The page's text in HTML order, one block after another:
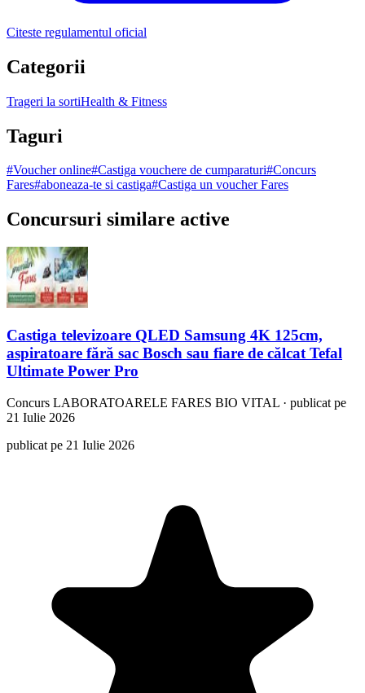
Citeste regulamentul oficial
Categorii
Trageri la sortiHealth & Fitness
Taguri
#Voucher online#Castiga vouchere de cumparaturi#Concurs
Fares#aboneaza-te si castiga#Castiga un voucher Fares
Concursuri similare active
Castiga televizoare QLED Samsung 4K 125cm,
aspiratoare fără sac Bosch sau fiare de călcat Tefal
Ultimate Power Pro
Concurs LABORATOARELE FARES BIO VITAL · publicat pe
21 Iulie 2026
publicat pe 21 Iulie 2026